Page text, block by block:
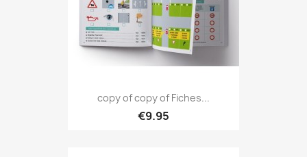
copy of copy of Fiches...
€9.95